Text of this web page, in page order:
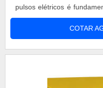
pulsos elétricos é
injeção eletrônica.
em adição de cromo o
3.0 é uma peça de
COTAR